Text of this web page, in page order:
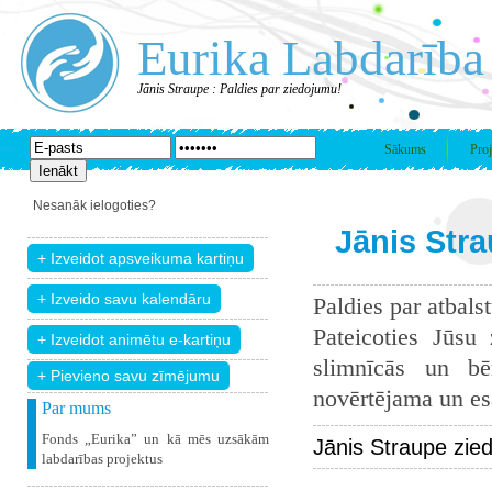
Eurika Labdarība
Jānis Straupe : Paldies par ziedojumu!
Sākums
Nesanāk ielogoties?
+ Pievieno savu zīmējumu
Par mums
Fonds „Eurika” un kā mēs uzsākām
labdarības projektus
Jānis
Paldies par
Pateicoties
slimnīcās un
novērtējama un
Jānis Straupe